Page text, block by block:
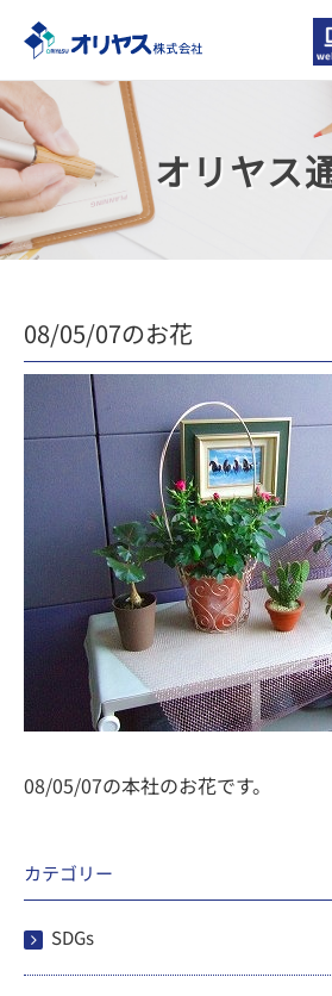
オリヤス
08/05/07のお花
08/05/07の本社のお花です。
カテゴリー
SDGs